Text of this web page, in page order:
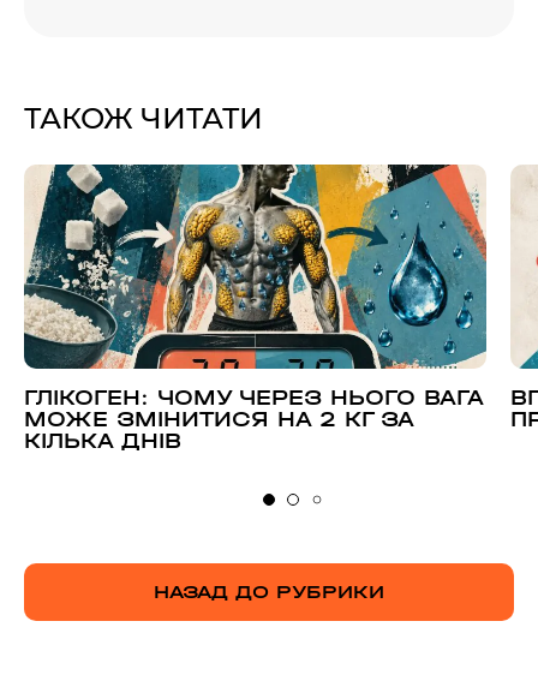
ТАКОЖ ЧИТАТИ
ГЛІКОГЕН: ЧОМУ ЧЕРЕЗ НЬОГО ВАГА
МОЖЕ ЗМІНИТИСЯ НА 2 КГ ЗА
КІЛЬКА ДНІВ
НАЗАД ДО РУБРИКИ